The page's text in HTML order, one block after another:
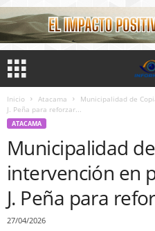
Inicio Atacama
Municipalidad de
J. Peña para reforzar...
ATACAMA
Municipalidad
intervención en
J. Peña para
27/04/2026